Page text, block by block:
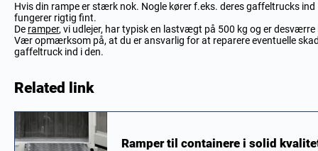
Hvis din rampe er stærk nok. Nogle kører f.eks. deres gaffeltrucks
fungerer rigtig fint.
De ramper, vi udlejer, har typisk en lastvægt på 500 kg og er
Vær opmærksom på, at du er ansvarlig for at reparere eventuelle
gaffeltruck ind i den.
Related link
Ramper til containere i solid